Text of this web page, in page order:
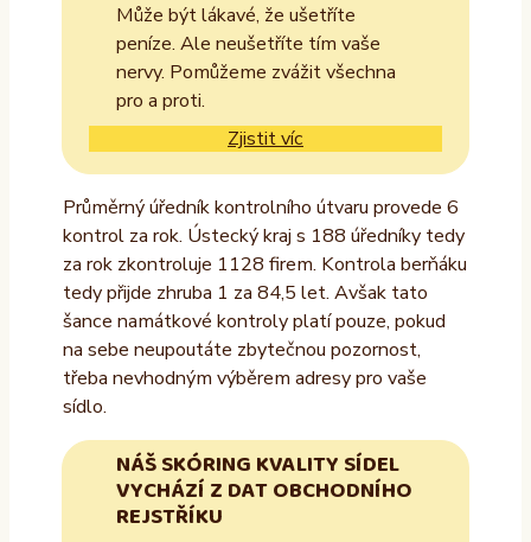
Může být lákavé, že ušetříte
peníze. Ale neušetříte tím vaše
nervy. Pomůžeme zvážit všechna
pro a proti.
Zjistit víc
Průměrný úředník kontrolního útvaru provede 6
kontrol za rok. Ústecký kraj s 188 úředníky tedy
za rok zkontroluje 1128 firem. Kontrola berňáku
tedy přijde zhruba 1 za 84,5 let. Avšak tato
šance namátkové kontroly platí pouze, pokud
na sebe neupoutáte zbytečnou pozornost,
třeba nevhodným výběrem adresy pro vaše
sídlo.
NÁŠ SKÓRING KVALITY SÍDEL
VYCHÁZÍ Z DAT OBCHODNÍHO
REJSTŘÍKU